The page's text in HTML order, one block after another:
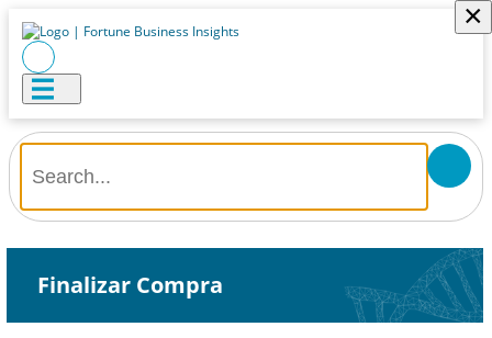
×
Finalizar Compra